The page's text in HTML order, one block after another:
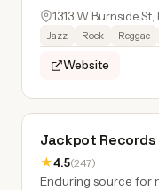
1313 W Burnside
Jazz Rock Reggae
Website
Jackpot Records
★4.5(247)
Enduring source for